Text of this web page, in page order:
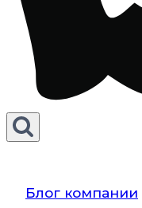
Блог компании